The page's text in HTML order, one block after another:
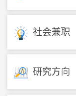
社会兼职
研究方向